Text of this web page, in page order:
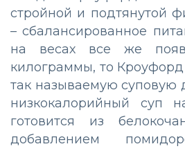
стройной и подтянутой
– сбалансированное
на весах все же
килограммы, то Кроуфорд
так называемую суповую
низкокалорийный суп
готовится из
добавлением